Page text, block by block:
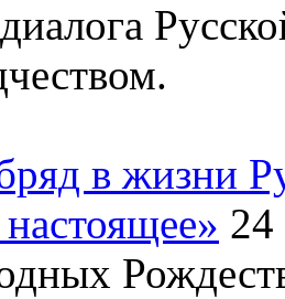
в жизни
24